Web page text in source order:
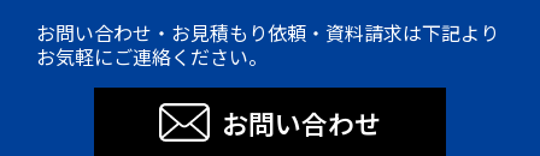
お問い合わせ・お見積もり依頼・資料請求は下記より
お気軽にご連絡ください。
お問い合わせ